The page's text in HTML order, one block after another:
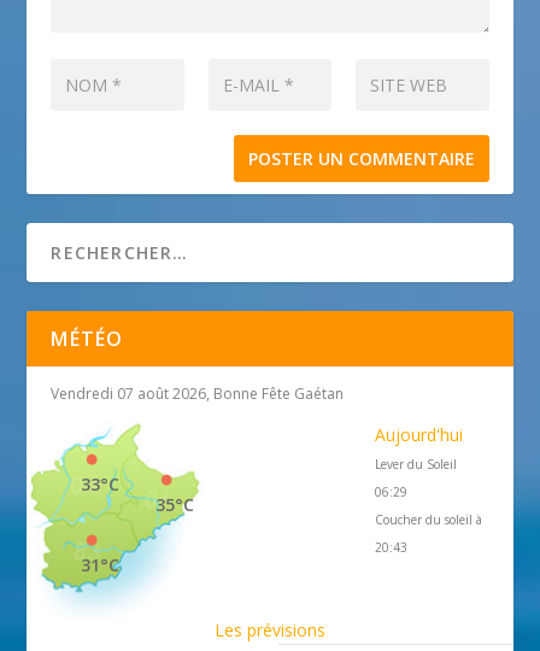
MÉTÉO
Vendredi 07 août 2026, Bonne Fête Gaétan
35°C
33°C
31°C
Aujourd'hui
Lever du Soleil
06:29
Coucher du soleil à
20:43
Les prévisions